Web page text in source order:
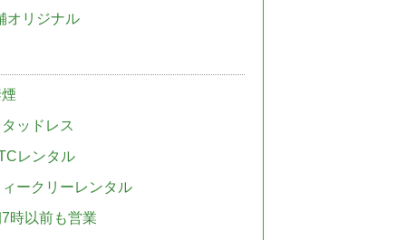
オリジナル
ッドレス
レンタル
ークリーレンタル
時以前も営業